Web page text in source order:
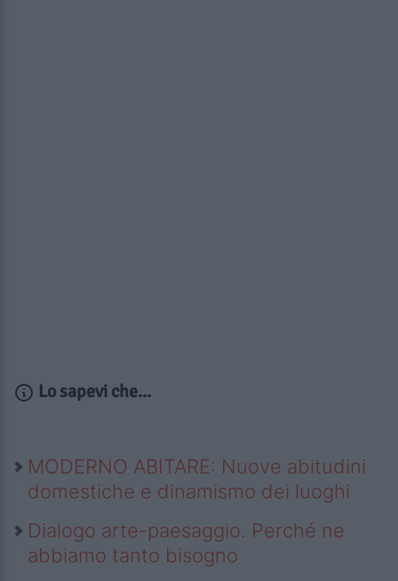
Lo sapevi che...
MODERNO ABITARE: Nuove abitudini
domestiche e dinamismo dei luoghi
Dialogo arte-paesaggio. Perché ne
abbiamo tanto bisogno